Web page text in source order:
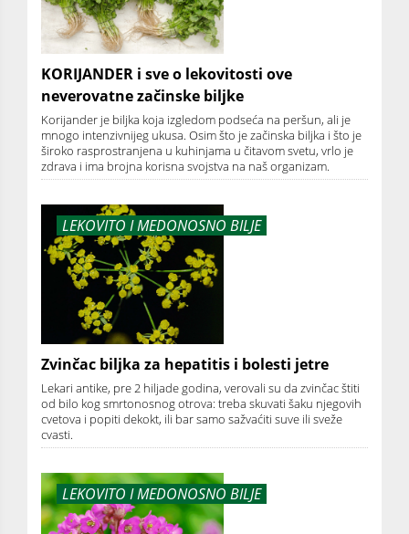
KORIJANDER i sve o lekovitosti ove
neverovatne začinske biljke
Korijander je biljka koja izgledom podseća na peršun, ali je
mnogo intenzivnijeg ukusa. Osim što je začinska biljka i što je
široko rasprostranjena u kuhinjama u čitavom svetu, vrlo je
zdrava i ima brojna korisna svojstva na naš organizam.
LEKOVITO I MEDONOSNO BILJE
Zvinčac biljka za hepatitis i bolesti jetre
Lekari antike, pre 2 hiljade godina, verovali su da zvinčac štiti
od bilo kog smrtonosnog otrova: treba skuvati šaku njegovih
cvetova i popiti dekokt, ili bar samo sažvaćiti suve ili sveže
cvasti.
LEKOVITO I MEDONOSNO BILJE